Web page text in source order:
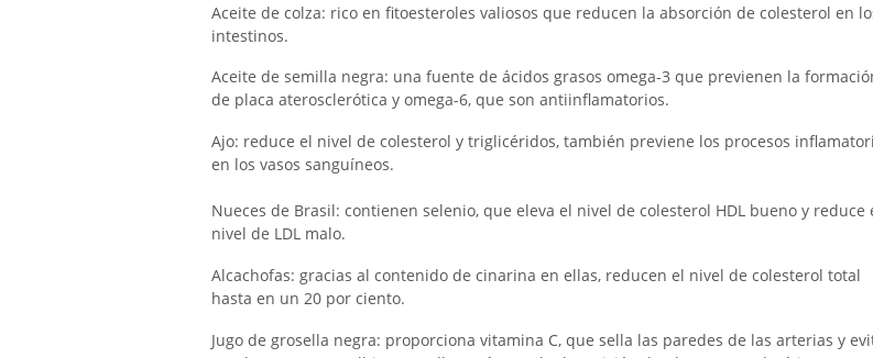
Aceite de colza: rico en fitoesteroles valiosos que reducen la absorción de colesterol en
intestinos.
Aceite de semilla negra: una fuente de ácidos grasos omega-3 que previenen la
de placa aterosclerótica y omega-6, que son antiinflamatorios.
Ajo: reduce el nivel de colesterol y triglicéridos, también previene los procesos
en los vasos sanguíneos.
Nueces de Brasil: contienen selenio, que eleva el nivel de colesterol HDL bueno y reduce
nivel de LDL malo.
Alcachofas: gracias al contenido de cinarina en ellas, reducen el nivel de colesterol total
hasta en un 20 por ciento.
Jugo de grosella negra: proporciona vitamina C, que sella las paredes de las arterias y